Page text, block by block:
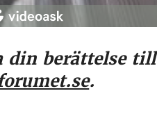
din berättelse till
.